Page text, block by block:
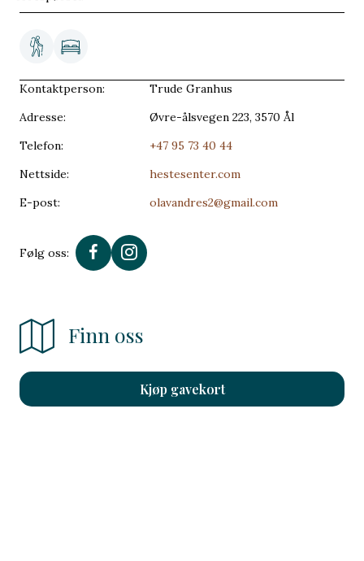
Kontaktperson:
Trude Granhus
Adresse:
Øvre-ålsvegen 223, 3570 Ål
Telefon:
+47 95 73 40 44
Nettside:
hestesenter.com
E-post:
olavandres2@gmail.com
Følg oss:
Finn oss
Kjøp gavekort